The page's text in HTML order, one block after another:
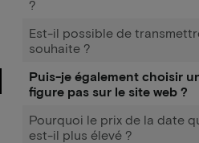
?
Est-il possible de
souhaite ?
Puis-je également choisir
figure pas sur le site web ?
Pourquoi le prix de la date
est-il plus élevé ?